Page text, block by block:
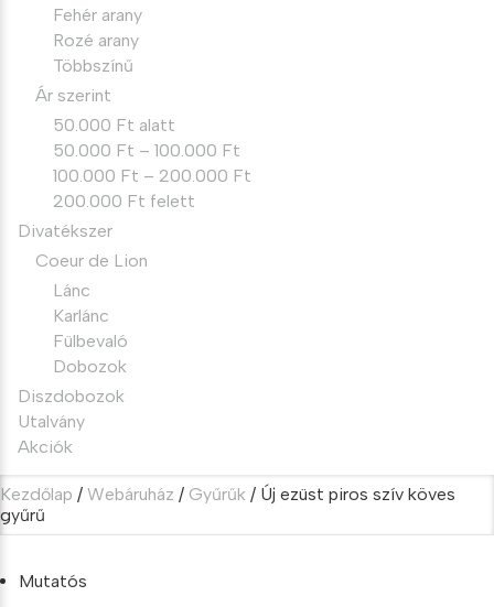
Fehér arany
Rozé arany
Többszínű
Ár szerint
50.000 Ft alatt
50.000 Ft – 100.000 Ft
100.000 Ft – 200.000 Ft
200.000 Ft felett
Divatékszer
Coeur de Lion
Lánc
Karlánc
Fülbevaló
Dobozok
Diszdobozok
Utalvány
Akciók
Kezdőlap / Webáruház / Gyűrűk / Új ezüst piros szív köves
gyűrű
Mutatós